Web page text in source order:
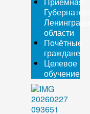
области
Почётные
граждане
Целевое
обучение